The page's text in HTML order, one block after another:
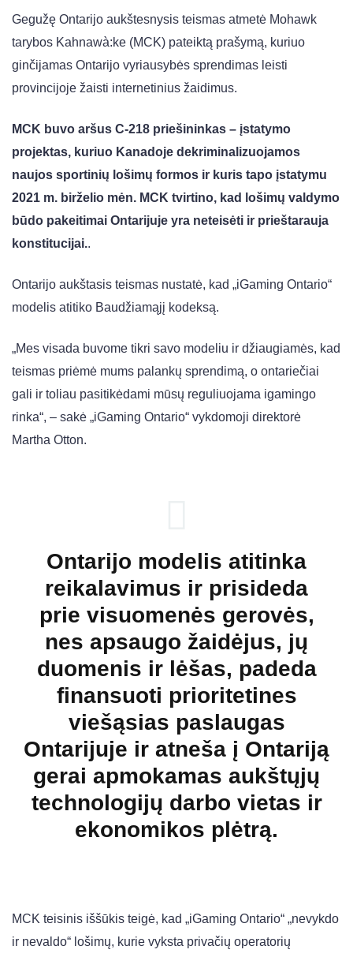
Gegužę Ontarijo aukštesnysis teismas atmetė Mohawk
tarybos Kahnawà:ke (MCK) pateiktą prašymą, kuriuo
ginčijamas Ontarijo vyriausybės sprendimas leisti
provincijoje žaisti internetinius žaidimus.
MCK buvo aršus C-218 priešininkas – įstatymo
projektas, kuriuo Kanadoje dekriminalizuojamos
naujos sportinių lošimų formos ir kuris tapo įstatymu
2021 m. birželio mėn. MCK tvirtino, kad lošimų valdymo
būdo pakeitimai Ontarijuje yra neteisėti ir prieštarauja
konstitucijai..
Ontarijo aukštasis teismas nustatė, kad „iGaming Ontario“
modelis atitiko Baudžiamąjį kodeksą.
„Mes visada buvome tikri savo modeliu ir džiaugiamės, kad
teismas priėmė mums palankų sprendimą, o ontariečiai
gali ir toliau pasitikėdami mūsų reguliuojama igamingo
rinka“, – sakė „iGaming Ontario“ vykdomoji direktorė
Martha Otton.
Ontarijo modelis atitinka
reikalavimus ir prisideda
prie visuomenės gerovės,
nes apsaugo žaidėjus, jų
duomenis ir lėšas, padeda
finansuoti prioritetines
viešąsias paslaugas
Ontarijuje ir atneša į Ontariją
gerai apmokamas aukštųjų
technologijų darbo vietas ir
ekonomikos plėtrą.
MCK teisinis iššūkis teigė, kad „iGaming Ontario“ „nevykdo
ir nevaldo“ lošimų, kurie vyksta privačių operatorių